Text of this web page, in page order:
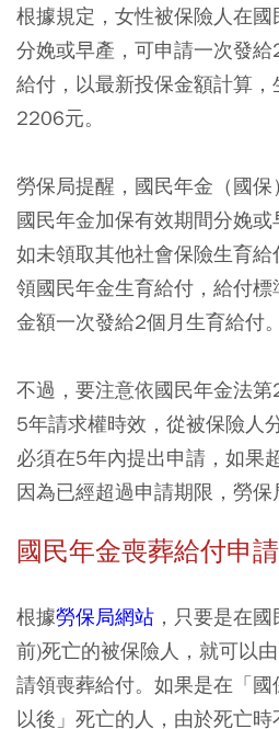
根據規定，女性被保險人在
分娩或早產，可申請一次發
給付，以最新投保金額計算
2206元。
勞保局提醒，國民年金（國
國民年金加保有效期間分娩或
如未領取其他社會保險生育
領國民年金生育給付，給付
金額一次發給2個月生育給付。
不過，要注意依國民年金法
5年請求權時效，從被保險人
必須在5年內提出申請，如果
因為已經超過申請期限，勞保
國民年金喪葬給付申
根據勞保局網站 ，只要是在
前)死亡的被保險人，就可以
請領喪葬給付。如果是在「
以後」死亡的人，由於死亡